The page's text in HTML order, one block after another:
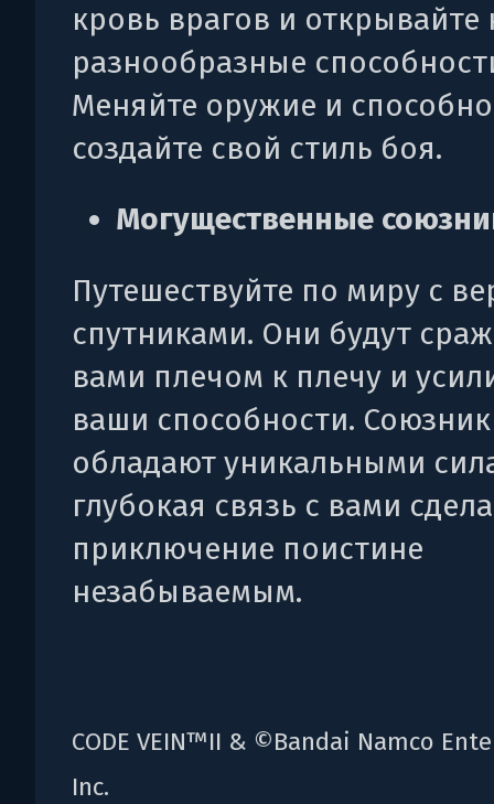
кровь врагов и
разнообразные
Меняйте оружие и
создайте свой стиль боя.
Могущественные
Путешествуйте по миру с
спутниками. Они будут
вами плечом к плечу и
ваши способности.
обладают уникальными
глубокая связь с вами
приключение поистине
незабываемым.
CODE VEIN™II & ©Bandai Namco
Inc.